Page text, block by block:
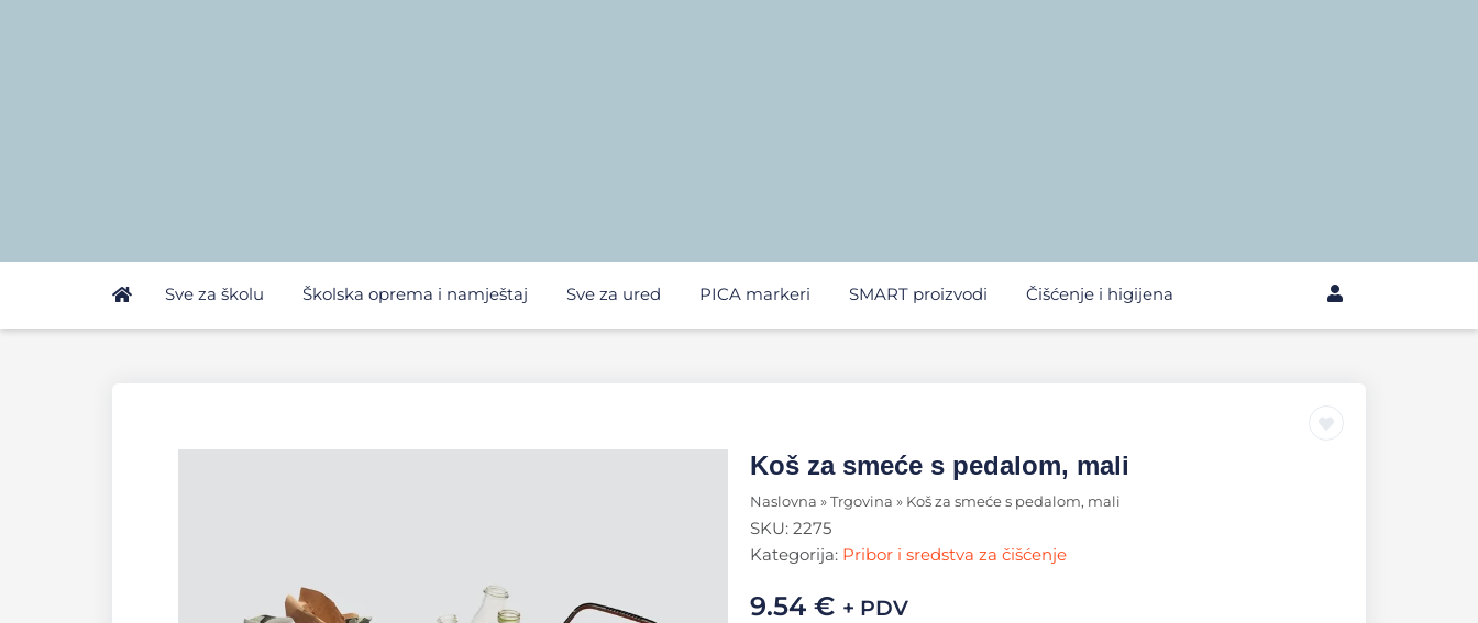
Sve za školu Školska oprema i namještaj Sve za ured PICA markeri SMART proizvodi Čišćenje i higijena
Koš za smeće s pedalom, mali
Naslovna » Trgovina » Koš za smeće s pedalom, mali
SKU: 2275
Kategorija: Pribor i sredstva za čišćenje
9.54 € + PDV